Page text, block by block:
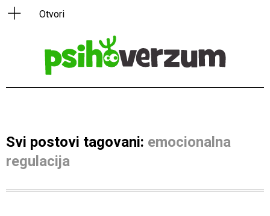
Svi postovi tagovani: emocionalna
regulacija